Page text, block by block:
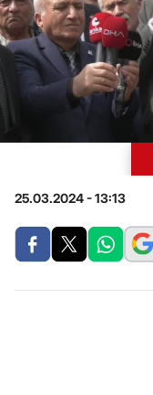
25.03.2024 - 13:13